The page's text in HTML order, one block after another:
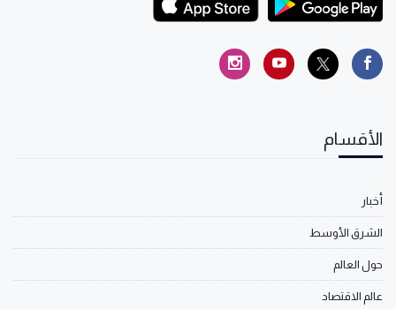
الأقسام
أخبار
الشرق الأوسط
حول العالم
عالم الاقتصاد